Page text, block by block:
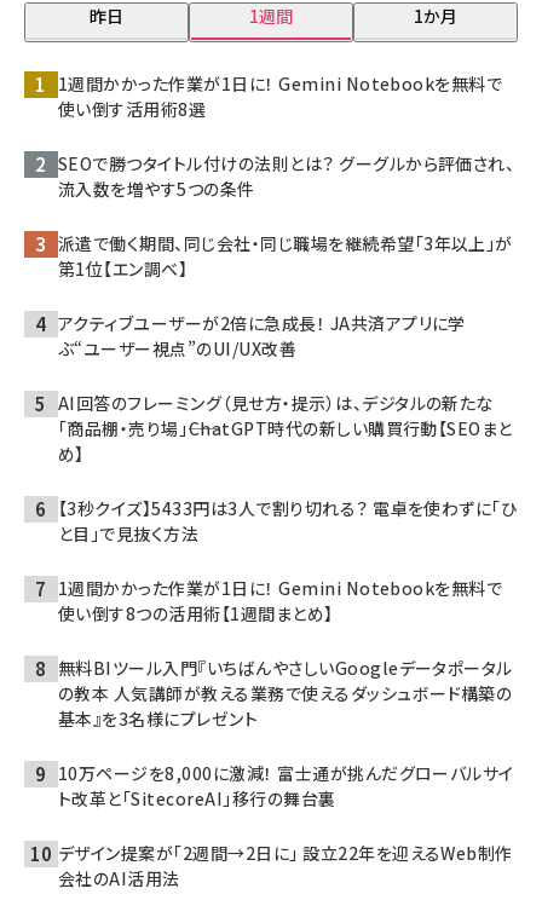
昨日 1週間 1か月
1週間かかった作業が1日に！ Gemini Notebookを無料で
使い倒す活用術8選
SEOで勝つタイトル付けの法則とは？ グーグルから評価され、
流入数を増やす5つの条件
派遣で働く期間、同じ会社・同じ職場を継続希望「3年以上」が
第1位【エン調べ】
アクティブユーザーが2倍に急成長！ JA共済アプリに学
ぶ“ユーザー視点”のUI/UX改善
AI回答のフレーミング（見せ方・提示）は、デジタルの新たな
「商品棚・売り場」――ChatGPT時代の新しい購買行動【SEOまと
め】
【3秒クイズ】5433円は3人で割り切れる？ 電卓を使わずに「ひ
と目」で見抜く方法
1週間かかった作業が1日に！ Gemini Notebookを無料で
使い倒す8つの活用術【1週間まとめ】
無料BIツール入門『いちばんやさしいGoogleデータポータル
の教本 人気講師が教える業務で使えるダッシュボード構築の
基本』を3名様にプレゼント
10万ページを8,000に激減！ 富士通が挑んだグローバルサイ
ト改革と「SitecoreAI」移行の舞台裏
デザイン提案が「2週間→2日に」 設立22年を迎えるWeb制作
会社のAI活用法